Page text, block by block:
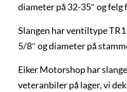
diameter på 32-35″ og felg
Slangen har ventiltype
5/8″ og diameter på
Eiker Motorshop har
veteranbiler på lager, vi